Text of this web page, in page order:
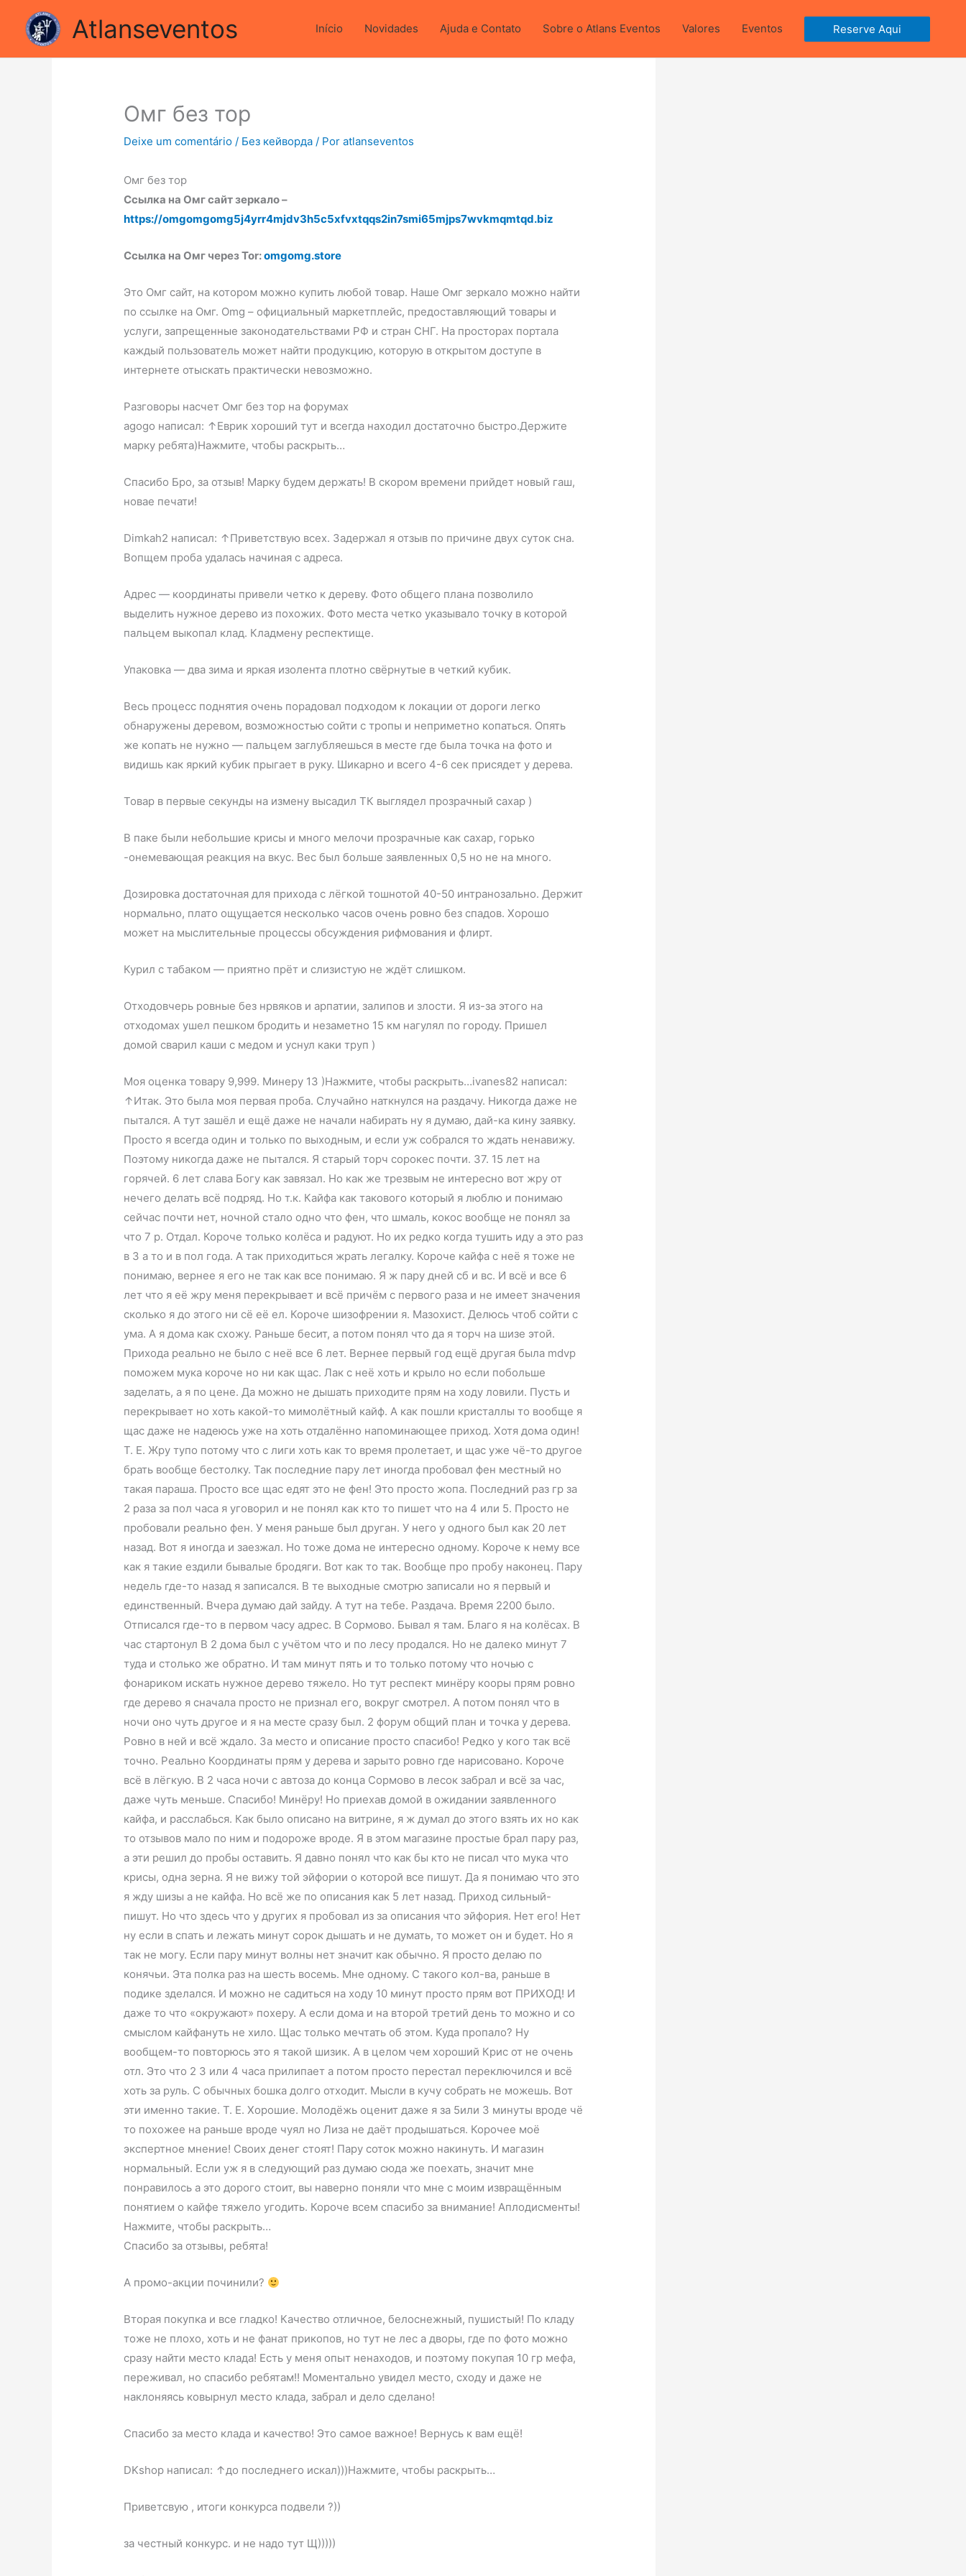
sta cercando di condividere le luci della ribalta dell'iconico cronografo.
Atlanseventos Início Novidades Ajuda e Contato Sobre o Atlans Eventos Valores Eventos Reserve Aqui
Омг без тор
Deixe um comentário / Без кейворда / Poratlanseventos
Омг без тор
Ссылка на Омг сайт зеркало –
https://omgomgomg5j4yrr4mjdv3h5c5xfvxtqqs2in7smi65mjps7wvkmqmtqd.biz
Ссылка на Омг через Tor:omgomg.store
Это Омг сайт, на котором можно купить любой товар. Наше Омг зеркало можно найти
по ссылке на Омг. Omg – официальный маркетплейс, предоставляющий товары и
услуги, запрещенные законодательствами РФ и стран СНГ. На просторах портала
каждый пользователь может найти продукцию, которую в открытом доступе в
интернете отыскать практически невозможно.
Разговоры насчет Омг без тор на форумах
agogo написал: ↑Еврик хороший тут и всегда находил достаточно быстро.Держите
марку ребята)Нажмите, чтобы раскрыть…
Спасибо Бро, за отзыв! Марку будем держать! В скором времени прийдет новый гаш,
новае печати!
Dimkah2 написал: ↑Приветствую всех. Задержал я отзыв по причине двух суток сна.
Вопщем проба удалась начиная с адреса.
Адрес — координаты привели четко к дереву. Фото общего плана позволило
выделить нужное дерево из похожих. Фото места четко указывало точку в которой
пальцем выкопал клад. Кладмену респектище.
Упаковка — два зима и яркая изолента плотно свёрнутые в четкий кубик.
Весь процесс поднятия очень порадовал подходом к локации от дороги легко
обнаружены деревом, возможностью сойти с тропы и неприметно копаться. Опять
же копать не нужно — пальцем заглубляешься в месте где была точка на фото и
видишь как яркий кубик прыгает в руку. Шикарно и всего 4-6 сек присядет у дерева.
Товар в первые секунды на измену высадил ТК выглядел прозрачный сахар )
В паке были небольшие крисы и много мелочи прозрачные как сахар, горько
-онемевающая реакция на вкус. Вес был больше заявленных 0,5 но не на много.
Дозировка достаточная для прихода с лёгкой тошнотой 40-50 интранозально. Держит
нормально, плато ощущается несколько часов очень ровно без спадов. Хорошо
может на мыслительные процессы обсуждения рифмования и флирт.
Курил с табаком — приятно прёт и слизистую не ждёт слишком.
Отходовчерь ровные без нрвяков и арпатии, залипов и злости. Я из-за этого на
отходомах ушел пешком бродить и незаметно 15 км нагулял по городу. Пришел
домой сварил каши с медом и уснул каки труп )
Моя оценка товару 9,999. Минеру 13 )Нажмите, чтобы раскрыть…ivanes82 написал:
↑Итак. Это была моя первая проба. Случайно наткнулся на раздачу. Никогда даже не
пытался. А тут зашёл и ещё даже не начали набирать ну я думаю, дай-ка кину заявку.
Просто я всегда один и только по выходным, и если уж собрался то ждать ненавижу.
Поэтому никогда даже не пытался. Я старый торч сорокес почти. 37. 15 лет на
горячей. 6 лет слава Богу как завязал. Но как же трезвым не интересно вот жру от
нечего делать всё подряд. Но т.к. Кайфа как такового который я люблю и понимаю
сейчас почти нет, ночной стало одно что фен, что шмаль, кокос вообще не понял за
что 7 р. Отдал. Короче только колёса и радуют. Но их редко когда тушить иду а это раз
в 3 а то и в пол года. А так приходиться жрать легалку. Короче кайфа с неё я тоже не
понимаю, вернее я его не так как все понимаю. Я ж пару дней сб и вс. И всё и все 6
лет что я её жру меня перекрывает и всё причём с первого раза и не имеет значения
сколько я до этого ни сё её ел. Короче шизофрении я. Мазохист. Делюсь чтоб сойти с
ума. А я дома как схожу. Раньше бесит, а потом понял что да я торч на шизе этой.
Прихода реально не было с неё все 6 лет. Вернее первый год ещё другая была mdvp
поможем мука короче но ни как щас. Лак с неё хоть и крыло но если побольше
заделать, а я по цене. Да можно не дышать приходите прям на ходу ловили. Пусть и
перекрывает но хоть какой-то мимолётный кайф. А как пошли кристаллы то вообще я
щас даже не надеюсь уже на хоть отдалённо напоминающее приход. Хотя дома один!
Т. Е. Жру тупо потому что с лиги хоть как то время пролетает, и щас уже чё-то другое
брать вообще бестолку. Так последние пару лет иногда пробовал фен местный но
такая параша. Просто все щас едят это не фен! Это просто жопа. Последний раз гр за
2 раза за пол часа я уговорил и не понял как кто то пишет что на 4 или 5. Просто не
пробовали реально фен. У меня раньше был друган. У него у одного был как 20 лет
назад. Вот я иногда и заезжал. Но тоже дома не интересно одному. Короче к нему все
как я такие ездили бывалые бродяги. Вот как то так. Вообще про пробу наконец. Пару
недель где-то назад я записался. В те выходные смотрю записали но я первый и
единственный. Вчера думаю дай зайду. А тут на тебе. Раздача. Время 2200 было.
Отписался где-то в первом часу адрес. В Сормово. Бывал я там. Благо я на колёсах. В
час стартонул В 2 дома был с учётом что и по лесу продался. Но не далеко минут 7
туда и столько же обратно. И там минут пять и то только потому что ночью с
фонариком искать нужное дерево тяжело. Но тут респект минёру кооры прям ровно
где дерево я сначала просто не признал его, вокруг смотрел. А потом понял что в
ночи оно чуть другое и я на месте сразу был. 2 форум общий план и точка у дерева.
Ровно в ней и всё ждало. За место и описание просто спасибо! Редко у кого так всё
точно. Реально Координаты прям у дерева и зарыто ровно где нарисовано. Короче
всё в лёгкую. В 2 часа ночи с автоза до конца Сормово в лесок забрал и всё за час,
даже чуть меньше. Спасибо! Минёру! Но приехав домой в ожидании заявленного
кайфа, и расслабься. Как было описано на витрине, я ж думал до этого взять их но как
то отзывов мало по ним и подороже вроде. Я в этом магазине простые брал пару раз,
а эти решил до пробы оставить. Я давно понял что как бы кто не писал что мука что
крисы, одна зерна. Я не вижу той эйфории о которой все пишут. Да я понимаю что это
я жду шизы а не кайфа. Но всё же по описания как 5 лет назад. Приход сильный-
пишут. Но что здесь что у других я пробовал из за описания что эйфория. Нет его! Нет
ну если в спать и лежать минут сорок дышать и не думать, то может он и будет. Но я
так не могу. Если пару минут волны нет значит как обычно. Я просто делаю по
конячьи. Эта полка раз на шесть восемь. Мне одному. С такого кол-ва, раньше в
подике зделался. И можно не садиться на ходу 10 минут просто прям вот ПРИХОД! И
даже то что «окружают» похеру. А если дома и на второй третий день то можно и со
смыслом кайфануть не хило. Щас только мечтать об этом. Куда пропало? Ну
вообщем-то повторюсь это я такой шизик. А в целом чем хороший Крис от не очень
отл. Это что 2 3 или 4 часа прилипает а потом просто перестал переключился и всё
хоть за руль. С обычных бошка долго отходит. Мысли в кучу собрать не можешь. Вот
эти именно такие. Т. Е. Хорошие. Молодёжь оценит даже я за 5или 3 минуты вроде чё
то похожее на раньше вроде чуял но Лиза не даёт продышаться. Корочее моё
экспертное мнение! Своих денег стоят! Пару соток можно накинуть. И магазин
нормальный. Если уж я в следующий раз думаю сюда же поехать, значит мне
понравилось а это дорого стоит, вы наверно поняли что мне с моим извращённым
понятием о кайфе тяжело угодить. Короче всем спасибо за внимание! Аплодисменты!
Нажмите, чтобы раскрыть…
Спасибо за отзывы, ребята!
А промо-акции починили?
Вторая покупка и все гладко! Качество отличное, белоснежный, пушистый! По кладу
тоже не плохо, хоть и не фанат прикопов, но тут не лес а дворы, где по фото можно
сразу найти место клада! Есть у меня опыт ненаходов, и поэтому покупая 10 гр мефа,
переживал, но спасибо ребятам!! Моментально увидел место, сходу и даже не
наклоняясь ковырнул место клада, забрал и дело сделано!
Спасибо за место клада и качество! Это самое важное! Вернусь к вам ещё!
DKshop написал: ↑до последнего искал)))Нажмите, чтобы раскрыть…
Приветсвую , итоги конкурса подвели ?))
за честный конкурс. и не надо тут Щ)))))